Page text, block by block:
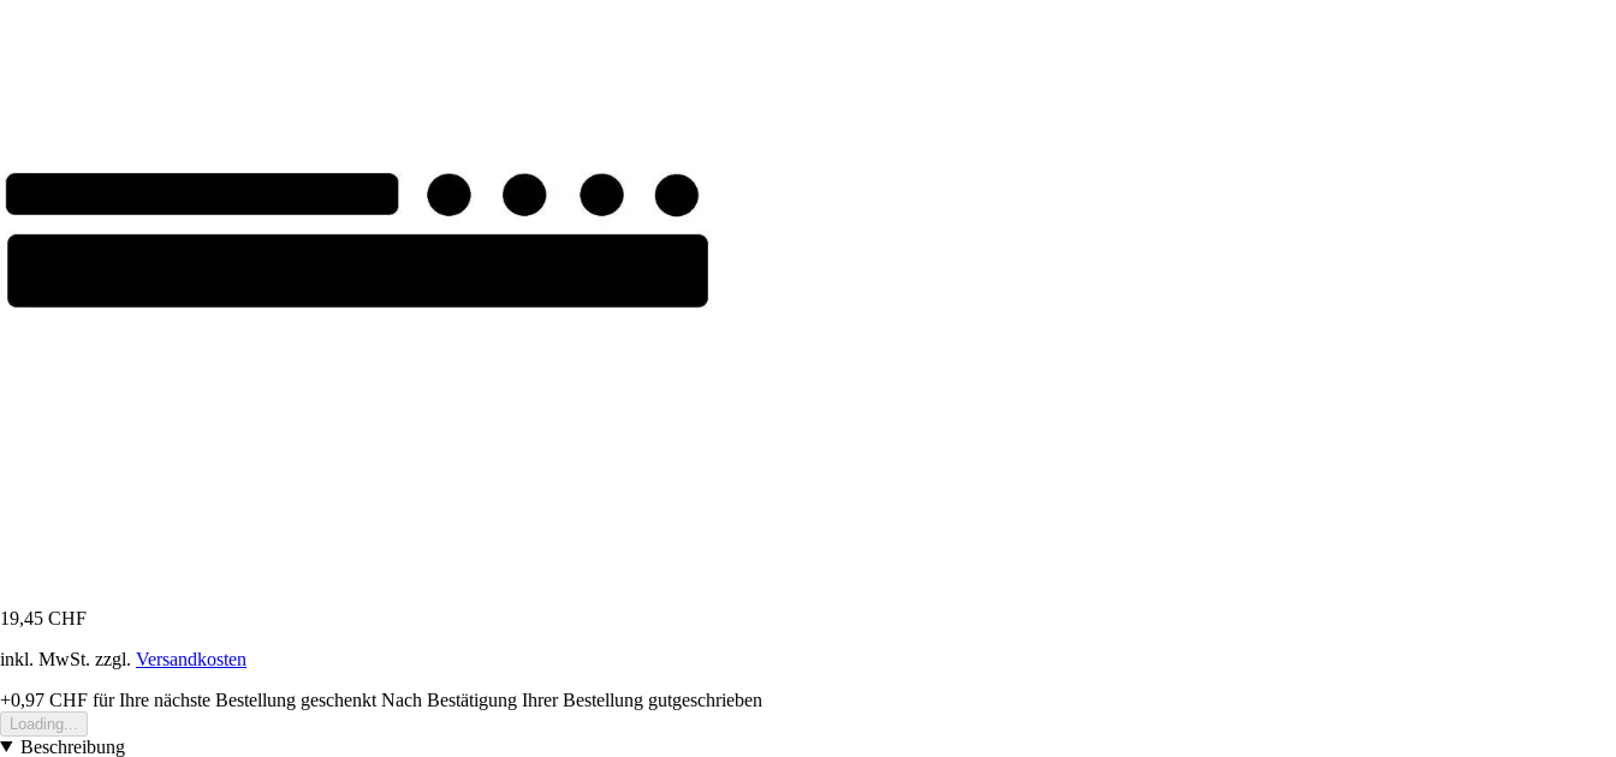
19,45 CHF
inkl. MwSt. zzgl. Versandkosten
+0,97 CHF für Ihre nächste Bestellung geschenkt Nach Bestätigung Ihrer Bestellung gutgeschrieben
Loading...
Beschreibung